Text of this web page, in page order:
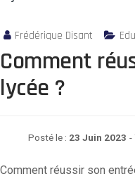
Frédérique Disant
Comment
lycée ?
Posté le : 23 Juin 2023 -
Comment réussir son